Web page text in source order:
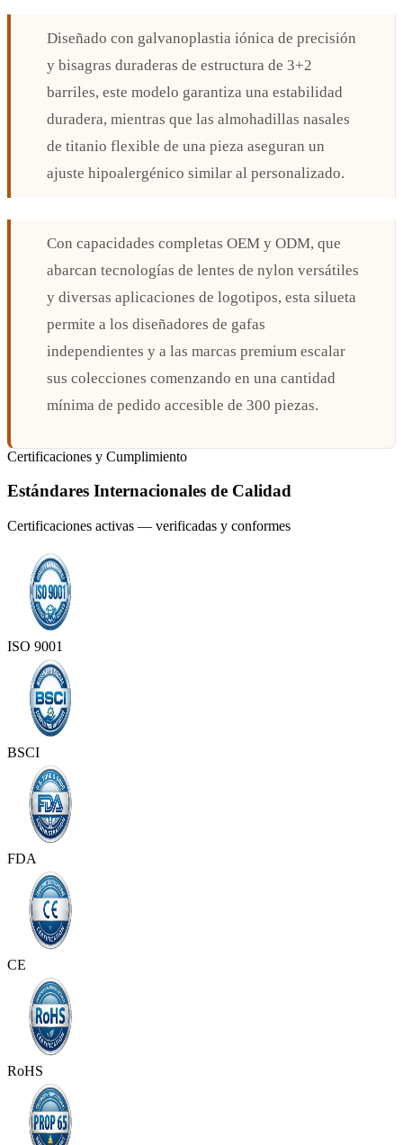
Diseñado con galvanoplastia iónica de precisión
y bisagras duraderas de estructura de 3+2
barriles, este modelo garantiza una estabilidad
duradera, mientras que las almohadillas nasales
de titanio flexible de una pieza aseguran un
ajuste hipoalergénico similar al personalizado.
Con capacidades completas OEM y ODM, que
abarcan tecnologías de lentes de nylon versátiles
y diversas aplicaciones de logotipos, esta silueta
permite a los diseñadores de gafas
independientes y a las marcas premium escalar
sus colecciones comenzando en una cantidad
mínima de pedido accesible de 300 piezas.
Certificaciones y Cumplimiento
Estándares Internacionales de Calidad
Certificaciones activas — verificadas y conformes
ISO 9001
BSCI
FDA
CE
RoHS